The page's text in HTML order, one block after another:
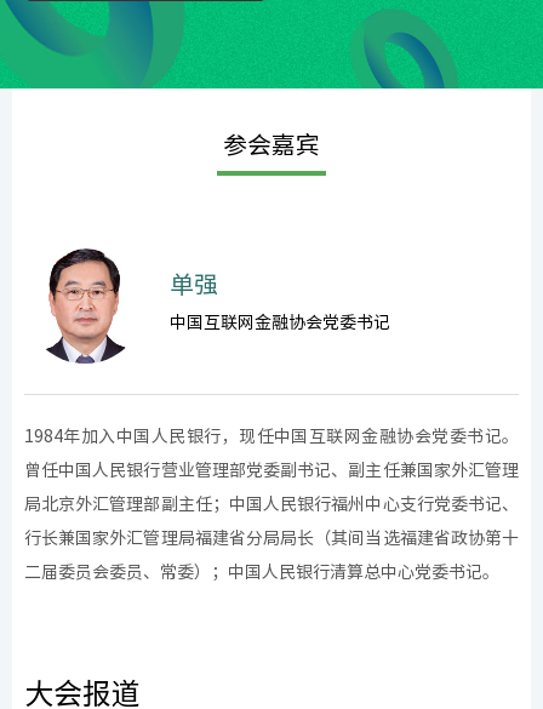
参会嘉宾
单强
中国互联网金融协会党委书记
1984年加入中国人民银行，现任中国互联网金融协会党委书记。
曾任中国人民银行营业管理部党委副书记、副主任兼国家外汇管理
局北京外汇管理部副主任；中国人民银行福州中心支行党委书记、
行长兼国家外汇管理局福建省分局局长（其间当选福建省政协第十
二届委员会委员、常委）；中国人民银行清算总中心党委书记。
大会报道